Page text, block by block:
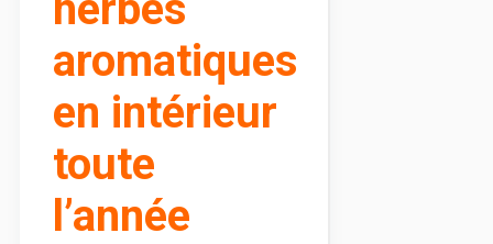
aromatiques
en intérieur
toute
l’année